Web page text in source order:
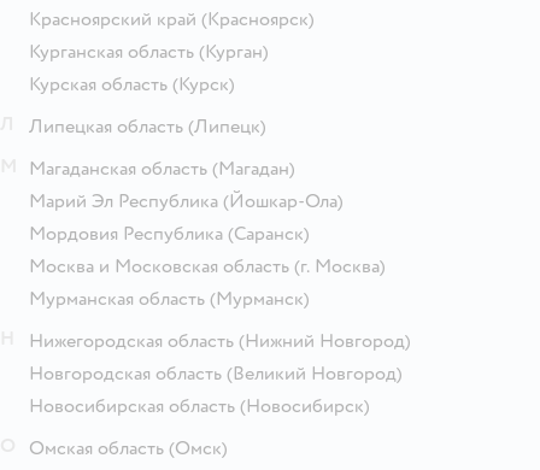
Красноярский край (Красноярск)
Курганская область (Курган)
Курская область (Курск)
Липецкая область (Липецк)
Магаданская область (Магадан)
Марий Эл Республика (Йошкар-Ола)
Мордовия Республика (Саранск)
Москва и Московская область (г. Москва)
Мурманская область (Мурманск)
Нижегородская область (Нижний Новгород)
Новгородская область (Великий Новгород)
Новосибирская область (Новосибирск)
Омская область (Омск)